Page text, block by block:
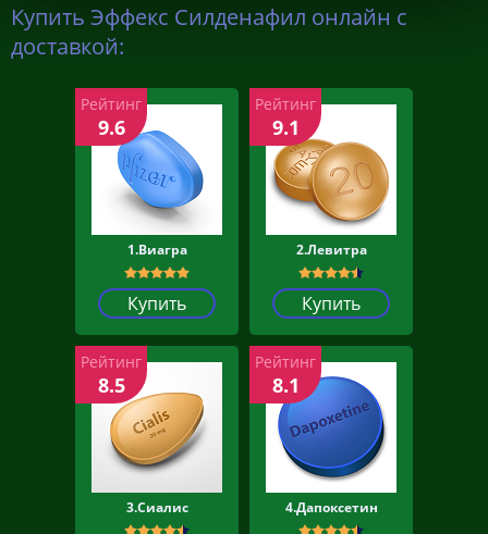
Купить Эффекс Силденафил онлайн с
доставкой:
1.Виагра
Купить
Рейтинг
9.6
2.Левитра
Купить
Рейтинг
9.1
3.Сиалис
Рейтинг
8.5
4.Дапоксетин
Рейтинг
8.1